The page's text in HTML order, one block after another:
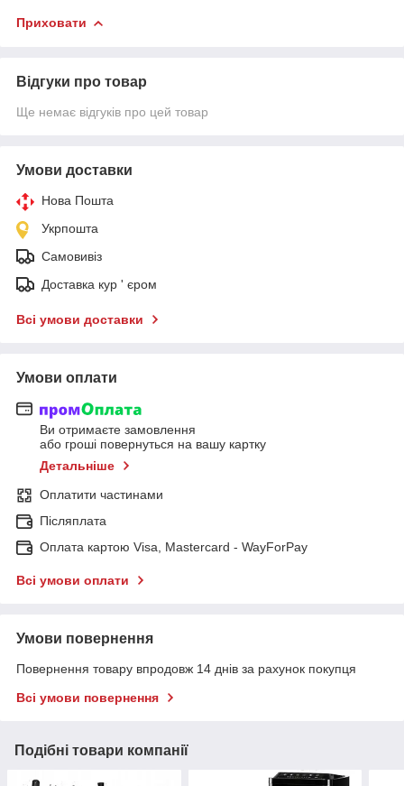
Приховати
Відгуки про товар
Ще немає відгуків про цей товар
Умови доставки
Нова Пошта
Укрпошта
Самовивіз
Доставка кур ' єром
Всі умови доставки
Умови оплати
Ви отримаєте замовлення
або гроші повернуться на вашу картку
Детальніше
Оплатити частинами
Післяплата
Оплата картою Visa, Mastercard - WayForPay
Всі умови оплати
Умови повернення
Повернення товару впродовж 14 днів за рахунок покупця
Всі умови повернення
Подібні товари компанії